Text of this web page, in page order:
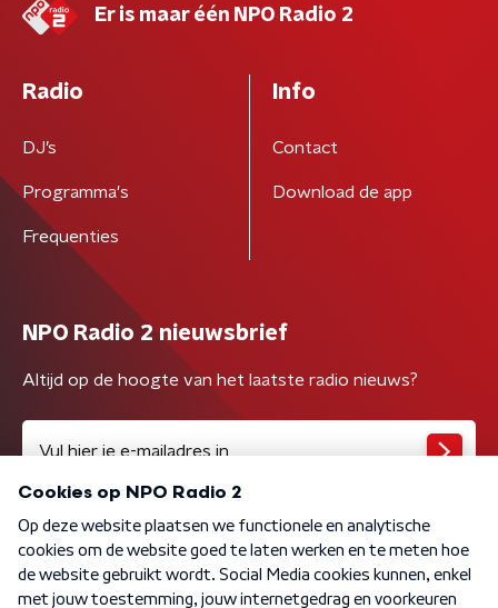
Er is maar één NPO Radio 2
Radio
DJ’s
Programma's
Frequenties
Info
Contact
Download de app
NPO Radio 2 nieuwsbrief
Altijd op de hoogte van het laatste radio nieuws?
Algemene voorwaarden